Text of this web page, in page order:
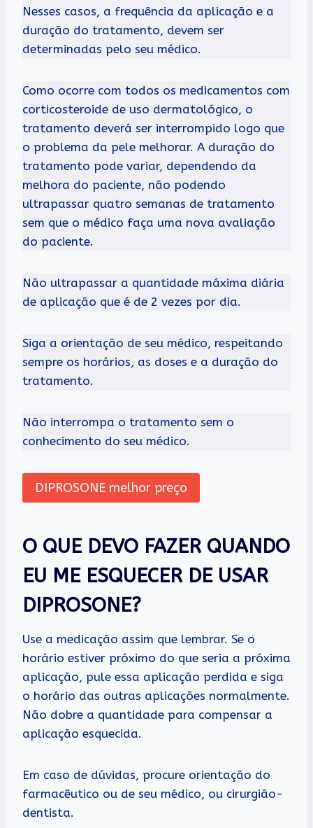
Nesses casos, a frequência da aplicação e a
duração do tratamento, devem ser
determinadas pelo seu médico.
Como ocorre com todos os medicamentos com
corticosteroide de uso dermatológico, o
tratamento deverá ser interrompido logo que
o problema da pele melhorar. A duração do
tratamento pode variar, dependendo da
melhora do paciente, não podendo
ultrapassar quatro semanas de tratamento
sem que o médico faça uma nova avaliação
do paciente.
Não ultrapassar a quantidade máxima diária
de aplicação que é de 2 vezes por dia.
Siga a orientação de seu médico, respeitando
sempre os horários, as doses e a duração do
tratamento.
Não interrompa o tratamento sem o
conhecimento do seu médico.
DIPROSONE melhor preço
O QUE DEVO FAZER QUANDO
EU ME ESQUECER DE USAR
DIPROSONE?
Use a medicação assim que lembrar. Se o
horário estiver próximo do que seria a próxima
aplicação, pule essa aplicação perdida e siga
o horário das outras aplicações normalmente.
Não dobre a quantidade para compensar a
aplicação esquecida.
Em caso de dúvidas, procure orientação do
farmacêutico ou de seu médico, ou cirurgião-
dentista.